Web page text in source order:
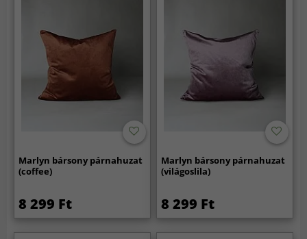
Marlyn bársony párnahuzat
(coffee)
8 299 Ft
Marlyn bársony párnahuzat
(világoslila)
8 299 Ft